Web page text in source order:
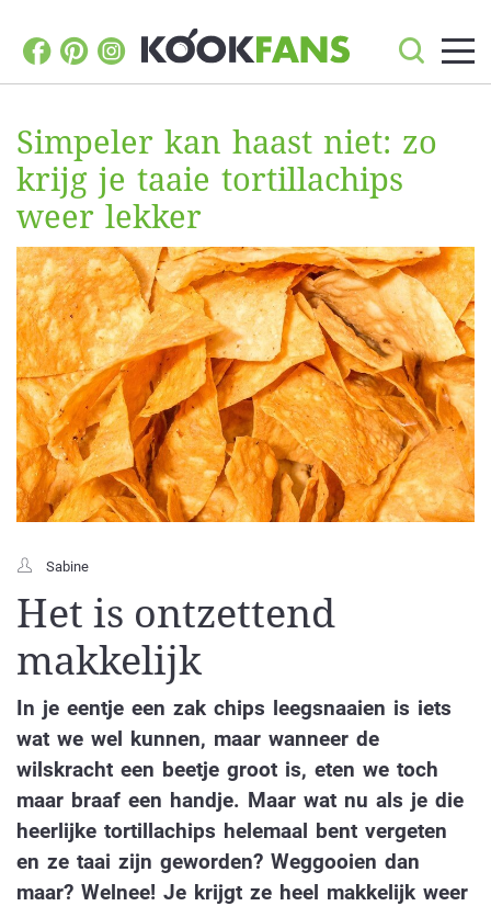
Simpeler kan haast niet: zo
krijg je taaie tortillachips
weer lekker
Sabine
Het is ontzettend
makkelijk
In je eentje een zak chips leegsnaaien is iets
wat we wel kunnen, maar wanneer de
wilskracht een beetje groot is, eten we toch
maar braaf een handje. Maar wat nu als je die
heerlijke tortillachips helemaal bent vergeten
en ze taai zijn geworden? Weggooien dan
maar? Welnee! Je krijgt ze heel makkelijk weer